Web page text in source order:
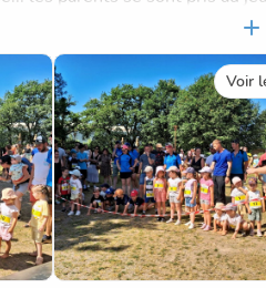
l équipe de l APEL pour cette
Voir